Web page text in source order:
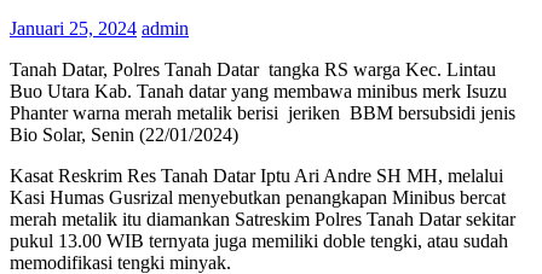
Januari 25, 2024 admin
Tanah Datar, Polres Tanah Datar tangka RS warga Kec. Lintau
Buo Utara Kab. Tanah datar yang membawa minibus merk Isuzu
Phanter warna merah metalik berisi jeriken BBM bersubsidi jenis
Bio Solar, Senin (22/01/2024)
Kasat Reskrim Res Tanah Datar Iptu Ari Andre SH MH, melalui
Kasi Humas Gusrizal menyebutkan penangkapan Minibus bercat
merah metalik itu diamankan Satreskim Polres Tanah Datar sekitar
pukul 13.00 WIB ternyata juga memiliki doble tengki, atau sudah
memodifikasi tengki minyak.